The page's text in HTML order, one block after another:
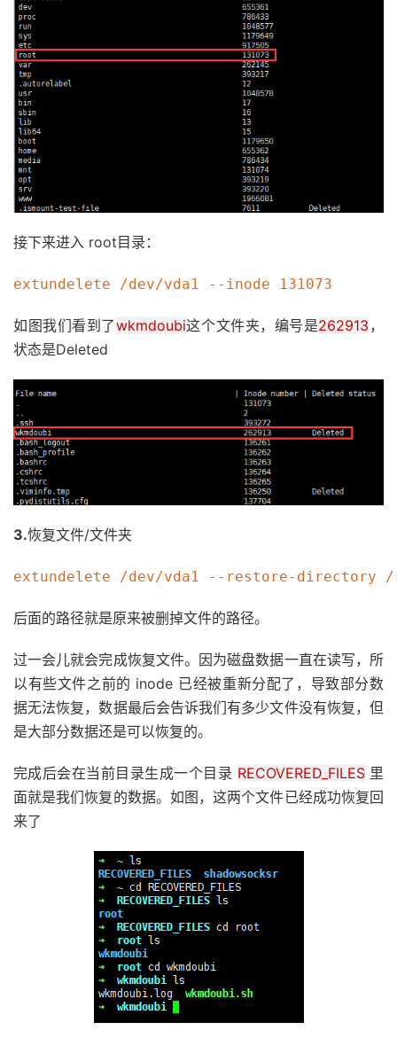
接下来进入 root目录：
extundelete /dev/vda1 --inode 131073
如图我们看到了wkmdoubi这个文件夹，编号是262913 ，
状态是Deleted
3.恢复文件/文件夹
extundelete /dev/vda1 --restore-directory /
后面的路径就是原来被删掉文件的路径。
过一会儿就会完成恢复文件。因为磁盘数据一直在读写，所
以有些文件之前的 inode 已经被重新分配了，导致部分数
据无法恢复，数据最后会告诉我们有多少文件没有恢复，但
是大部分数据还是可以恢复的。
完成后会在当前目录生成一个目录 RECOVERED_FILES里
面就是我们恢复的数据。如图，这两个文件已经成功恢复回
来了